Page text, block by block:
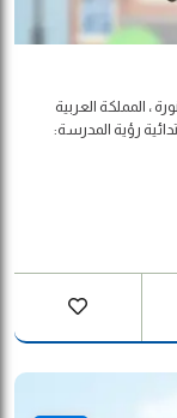
، المملكة العربية
رؤية المدرسة: